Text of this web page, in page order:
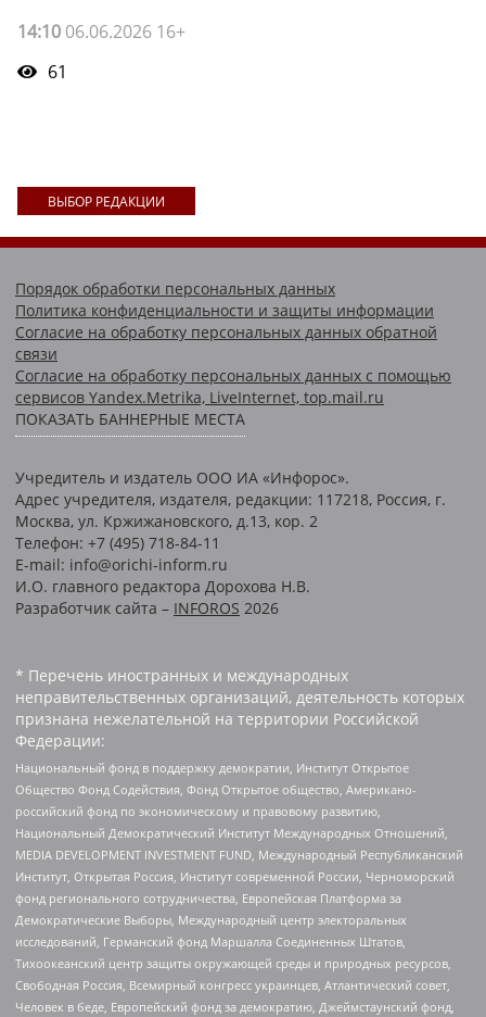
14:10 06.06.2026 16+
61
ВЫБОР РЕДАКЦИИ
Порядок обработки персональных данных
Политика конфиденциальности и защиты информации
Согласие на обработку персональных данных обратной
связи
Согласие на обработку персональных данных с помощью
сервисов Yandex.Metrika, LiveInternet, top.mail.ru
ПОКАЗАТЬ БАННЕРНЫЕ МЕСТА
Учредитель и издатель ООО ИА «Инфорос».
Адрес учредителя, издателя, редакции: 117218, Россия, г.
Москва, ул. Кржижановского, д.13, кор. 2
Телефон: +7 (495) 718-84-11
E-mail: info@orichi-inform.ru
И.О. главного редактора Дорохова Н.В.
Разработчик сайта – INFOROS 2026
* Перечень иностранных и международных
неправительственных организаций, деятельность которых
признана нежелательной на территории Российской
Федерации:
Национальный фонд в поддержку демократии, Институт Открытое
Общество Фонд Содействия, Фонд Открытое общество, Американо-
российский фонд по экономическому и правовому развитию,
Национальный Демократический Институт Международных Отношений,
MEDIA DEVELOPMENT INVESTMENT FUND, Международный Республиканский
Институт, Открытая Россия, Институт современной России, Черноморский
фонд регионального сотрудничества, Европейская Платформа за
Демократические Выборы, Международный центр электоральных
исследований, Германский фонд Маршалла Соединенных Штатов,
Тихоокеанский центр защиты окружающей среды и природных ресурсов,
Свободная Россия, Всемирный конгресс украинцев, Атлантический совет,
Человек в беде, Европейский фонд за демократию, Джеймстаунский фонд,